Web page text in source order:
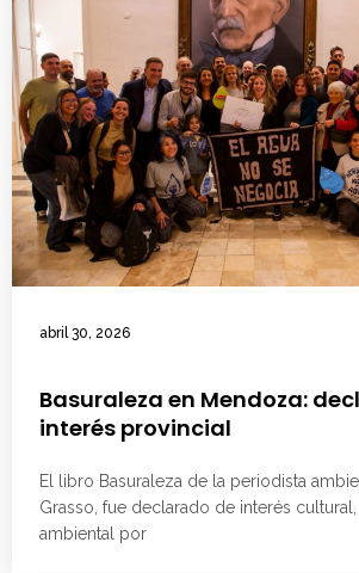
abril 30, 2026
Basuraleza en Mendoza:
interés provincial
El libro Basuraleza de la periodista
Grasso, fue declarado de interés
ambiental por